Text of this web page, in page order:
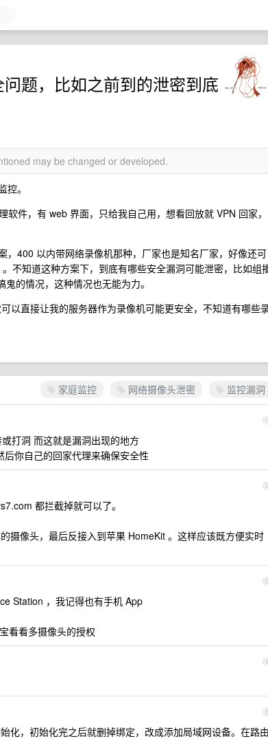
题，比如之前到的泄密到底
may be changed or developed.
。
件，有 web 界面，只给我自己用，想看回放就 VPN 回家，
400 以内带网络录像机那种，厂家也是知名厂家，好像还可
不知道这种方案下，到底有哪些安全漏洞可能泄密，比如组
的情况，这种情况也无能为力。
以直接让我的服务器作为录像机可能更安全，不知道有哪些
家庭监控 网络摄像头泄密 监控漏洞
1
打洞 而这就是漏洞出现的地方
你自己的回家代理来确保安全性
2
都拦截掉就可以了。
摄像头，最后反接入到苹果 HomeKit 。这样应该既方便实时
3
Station ，我记得也有手机 App
看看多摄像头的授权
4
5
化，初始化完之后就删掉绑定，改成添加局域网设备。在路由